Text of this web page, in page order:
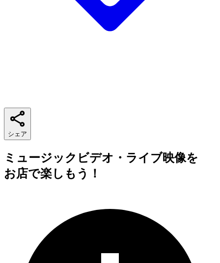
シェア
ミュージックビデオ・ライブ映像を
お店で楽しもう！